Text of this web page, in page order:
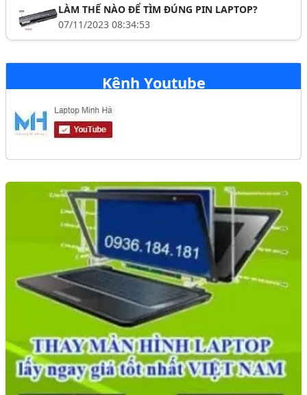
LÀM THẾ NÀO ĐỂ TÌM ĐÚNG PIN LAPTOP?
07/11/2023 08:34:53
Kênh Youtube